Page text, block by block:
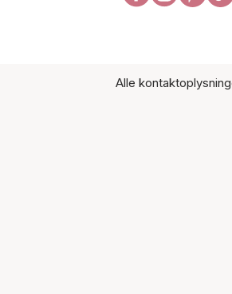
Alle